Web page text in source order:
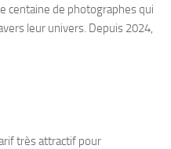
centaine de photographes qui
leur univers. Depuis 2024,
très attractif pour